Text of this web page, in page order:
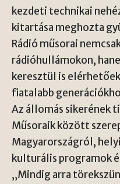
kezdeti technikai
kitartása meghozta
Rádió műsorai
rádióhullámokon,
keresztül is
fiatalabb
Az állomás sikerének
Műsoraik között
Magyarországról,
kulturális programok
„Mindig arra